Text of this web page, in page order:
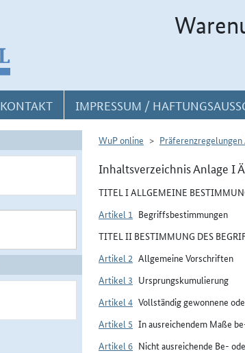
KONTAKT IMPRESSUM /
WuP online
Inhaltsverzeichnis Anlage I
TITEL I ALLGEMEINE
Artikel 1 Begriffsbestimmungen
TITEL II BESTIMMUNG DES
Artikel 2 Allgemeine Vorschriften
Artikel 3 Ursprungskumulierung
Artikel 4 Vollständig gewonnene
Artikel 5 In ausreichendem Maße
Artikel 6 Nicht ausreichende Be-